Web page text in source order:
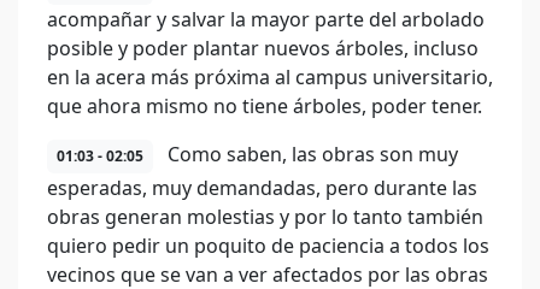
acompañar y salvar la mayor parte del arbolado
posible y poder plantar nuevos árboles, incluso
en la acera más próxima al campus universitario,
que ahora mismo no tiene árboles, poder tener.
01:03 - 02:05
Como saben, las obras son muy
esperadas, muy demandadas, pero durante las
obras generan molestias y por lo tanto también
quiero pedir un poquito de paciencia a todos los
vecinos que se van a ver afectados por las obras